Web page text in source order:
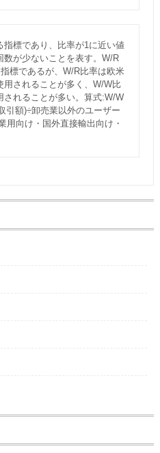
標であり、比率が1に近い値
が少ないことを表す。W/R
標であるが、W/R比率は欧米
されることが多く、W/W比
れることが多い。算式:W/W
引額)÷卸売業以外のユーザー
用向け・国外直接輸出向け・